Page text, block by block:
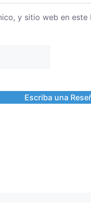
y sitio web en